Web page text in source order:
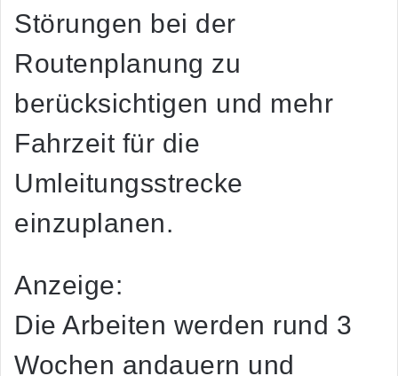
Störungen bei der
Routenplanung zu
berücksichtigen und mehr
Fahrzeit für die
Umleitungsstrecke
einzuplanen.
Anzeige:
Die Arbeiten werden rund 3
Wochen andauern und